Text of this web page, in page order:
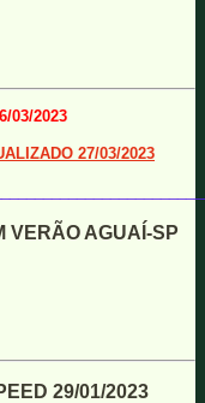
03/2023
27/03/2023
VERÃO AGUAÍ-SP
29/01/2023